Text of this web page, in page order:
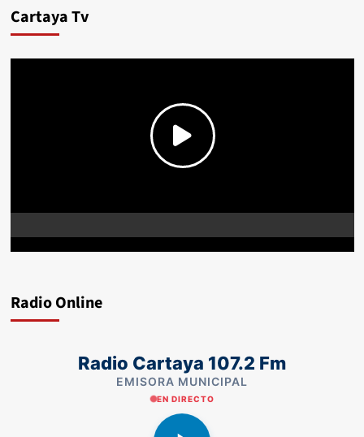
Cartaya Tv
Radio Online
Radio Cartaya 107.2 Fm
EMISORA MUNICIPAL
EN DIRECTO